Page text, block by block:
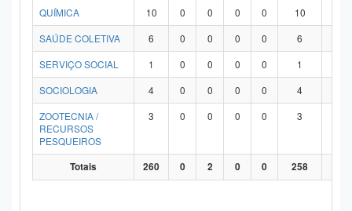
QUÍMICA
10 0 0 0 0 10
SAÚDE COLETIVA
6 0 0 0 0 6
SERVIÇO SOCIAL
1 0 0 0 0 1
SOCIOLOGIA
4 0 0 0 0 4
ZOOTECNIA /
RECURSOS
PESQUEIROS
3 0 0 0 0 3
Totais 260 0 2 0 0 258